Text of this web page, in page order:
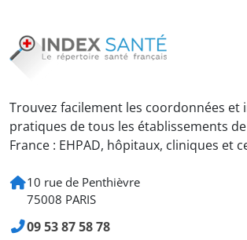
Trouvez facilement les coordonnées et
pratiques de tous les établissements
France : EHPAD, hôpitaux, cliniques et
10 rue de Penthièvre
75008 PARIS
09 53 87 58 78